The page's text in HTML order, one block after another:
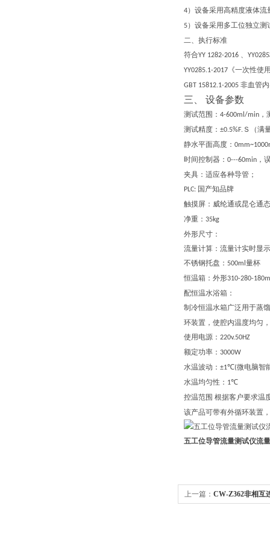
4）设备采用高精度液体
5）设备采用多工位独立
二、执行标准
符合YY 1282-2016 、 YY0285
YY0285.1-2017 《一次性使
GBT 15812.1-2005 非血管
三、 设备参数
测试范围： 4-600ml/min
测试精度： ±0.5%F. Ｓ（满
静水平面高度：
时间控制器： 0---60min ，
夹具：适应各种导管；
PLC: 国产知品牌
触摸屏：威纶通或昆仑通
净重： 35kg
外形尺寸：
流量计算： 流量计实时显示
不锈钢托盘： 500m 量杯
恒温箱：外形310-280-
配恒温水浴箱：
制冷恒温水箱广泛用于蒸
环装置，使腔内温度均匀
使用电源： 220v.50HZ
额定功率： 3000W
水温波动： ±1℃(微电脑智
水温均匀性： 1℃
控温范围 根据客户要求温
该产品可带有外循环装置
五工位导管流量测试仪流
上一篇： CW-Z362非相互